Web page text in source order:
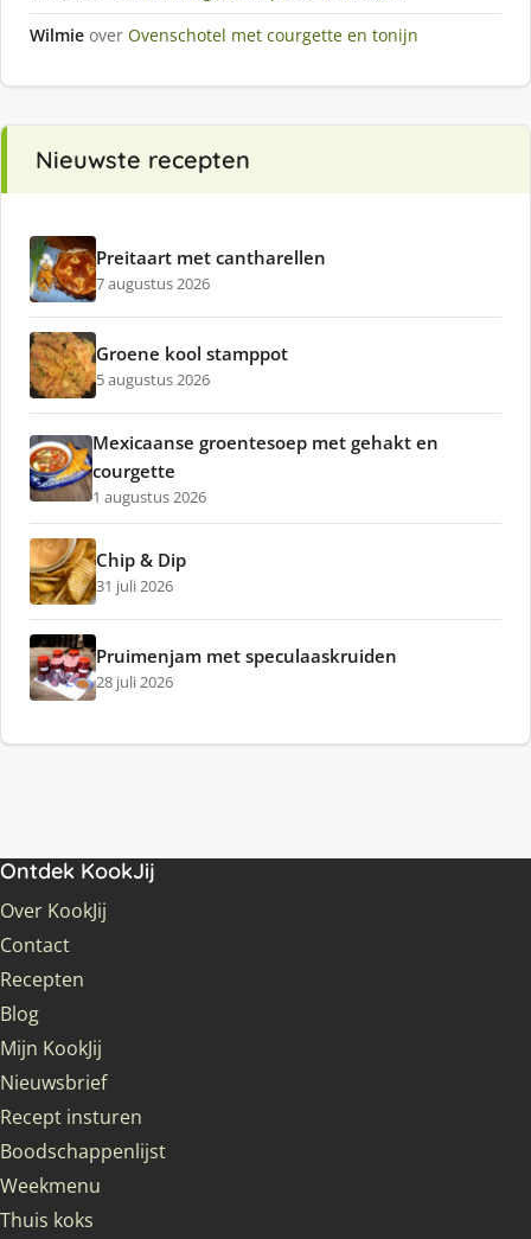
Wilmie over Ovenschotel met courgette en tonijn
Nieuwste recepten
Preitaart met cantharellen
7 augustus 2026
Groene kool stamppot
5 augustus 2026
Mexicaanse groentesoep met gehakt en
courgette
1 augustus 2026
Chip & Dip
31 juli 2026
Pruimenjam met speculaaskruiden
28 juli 2026
Ontdek KookJij
Over KookJij
Contact
Recepten
Blog
Mijn KookJij
Nieuwsbrief
Recept insturen
Boodschappenlijst
Weekmenu
Thuis koks